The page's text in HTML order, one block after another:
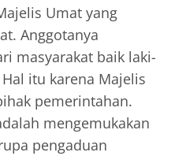
Umat yang
Anggotanya
masyarakat baik laki-
itu karena Majelis
pemerintahan.
mengemukakan
pengaduan